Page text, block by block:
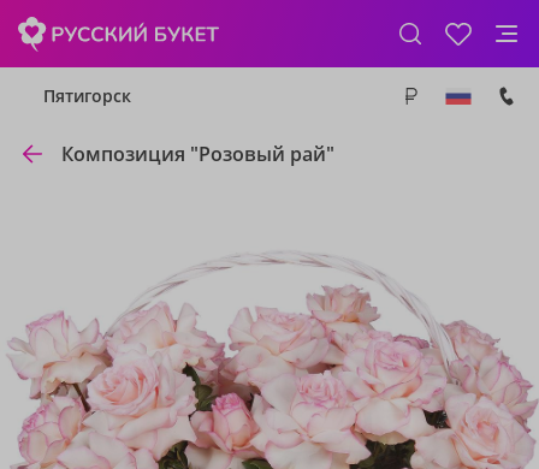
Пятигорск
Композиция "Розовый рай"